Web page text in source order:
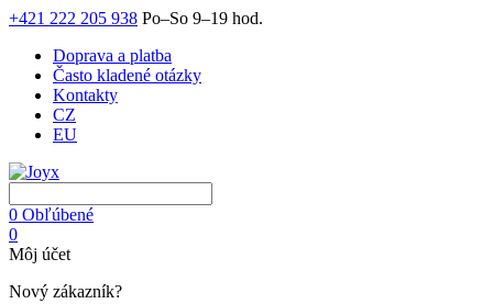
+421 222 205 938 Po–So 9–19 hod.
Doprava a platba
Často kladené otázky
Kontakty
CZ
EU
0 Obľúbené
0
Môj účet
Nový zákazník?